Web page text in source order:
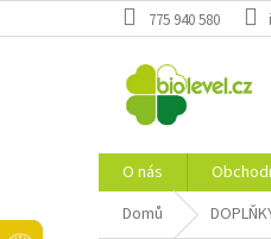
na
775 940 580
O nás
Domů